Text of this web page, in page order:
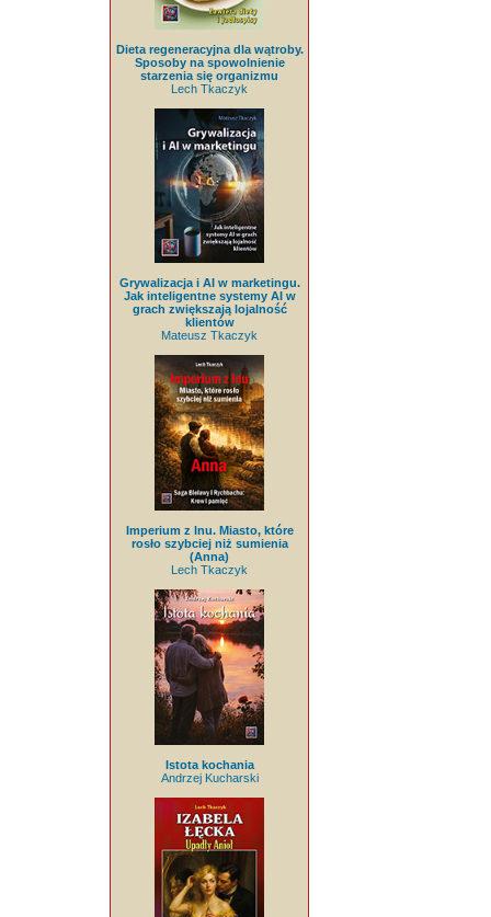
Dieta regeneracyjna dla wątroby.
Sposoby na spowolnienie
starzenia się organizmu
Lech Tkaczyk
Grywalizacja i AI w marketingu.
Jak inteligentne systemy AI w
grach zwiększają lojalność
klientów
Mateusz Tkaczyk
Imperium z lnu. Miasto, które
rosło szybciej niż sumienia
(Anna)
Lech Tkaczyk
Istota kochania
Andrzej Kucharski